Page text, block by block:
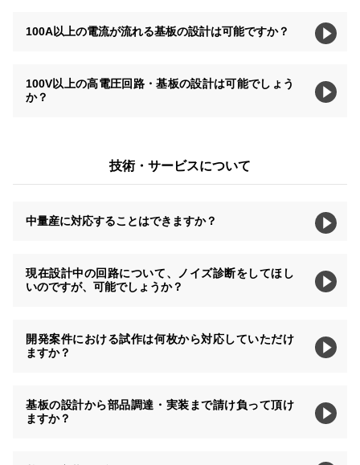
100A以上の電流が流れる基板の設計は可能ですか？
100V以上の高電圧回路・基板の設計は可能でしょう
か？
技術・サービスについて
中量産に対応することはできますか？
現在設計中の回路について、ノイズ診断をしてほし
いのですが、可能でしょうか？
開発案件における試作は何枚から対応していただけ
ますか？
基板の設計から部品調達・実装まで請け負って頂け
ますか？